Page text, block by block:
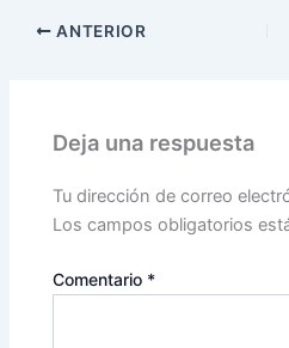
ANTERIOR
Deja una respuesta
Tu dirección de correo
Los campos obligatorios
Comentario *